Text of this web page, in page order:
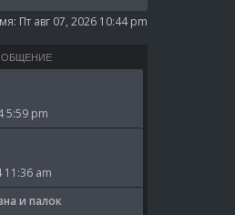
Пт авг 07, 2026 10:44 pm
5:59 pm
11:36 am
и палок